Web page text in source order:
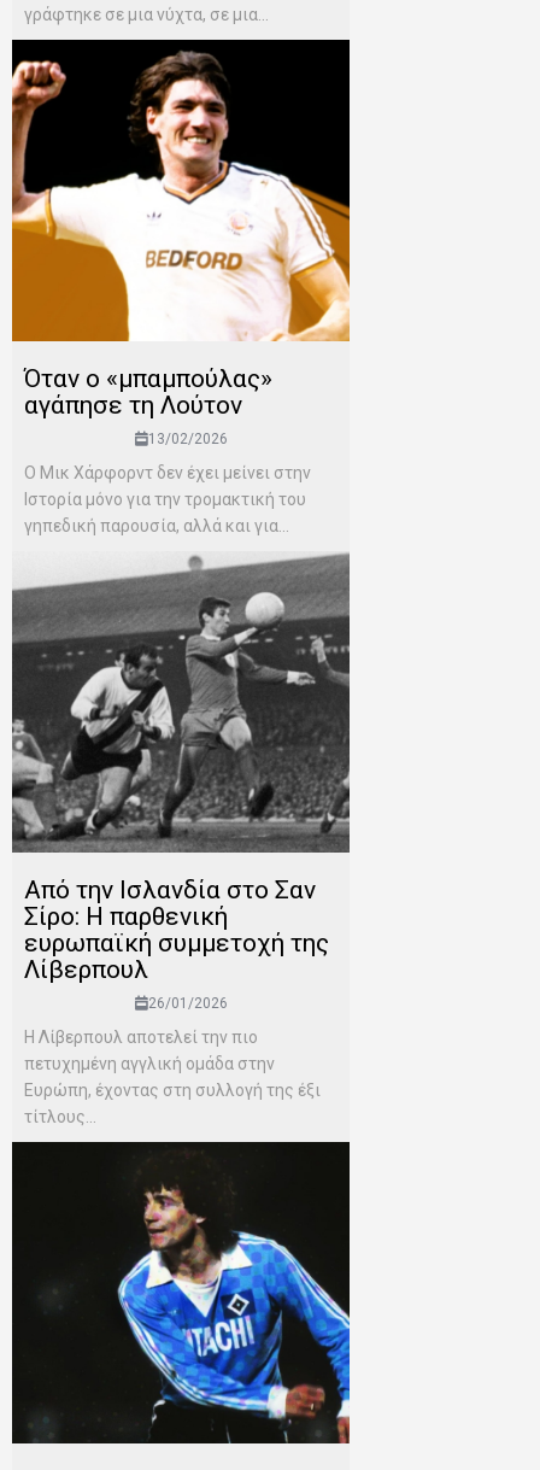
γράφτηκε σε μια νύχτα, σε μια...
Όταν ο «μπαμπούλας»
αγάπησε τη Λούτον
13/02/2026
Ο Μικ Χάρφορντ δεν έχει μείνει στην
Ιστορία μόνο για την τρομακτική του
γηπεδική παρουσία, αλλά και για...
Από την Ισλανδία στο Σαν
Σίρο: Η παρθενική
ευρωπαϊκή συμμετοχή της
Λίβερπουλ
26/01/2026
Η Λίβερπουλ αποτελεί την πιο
πετυχημένη αγγλική ομάδα στην
Ευρώπη, έχοντας στη συλλογή της έξι
τίτλους...